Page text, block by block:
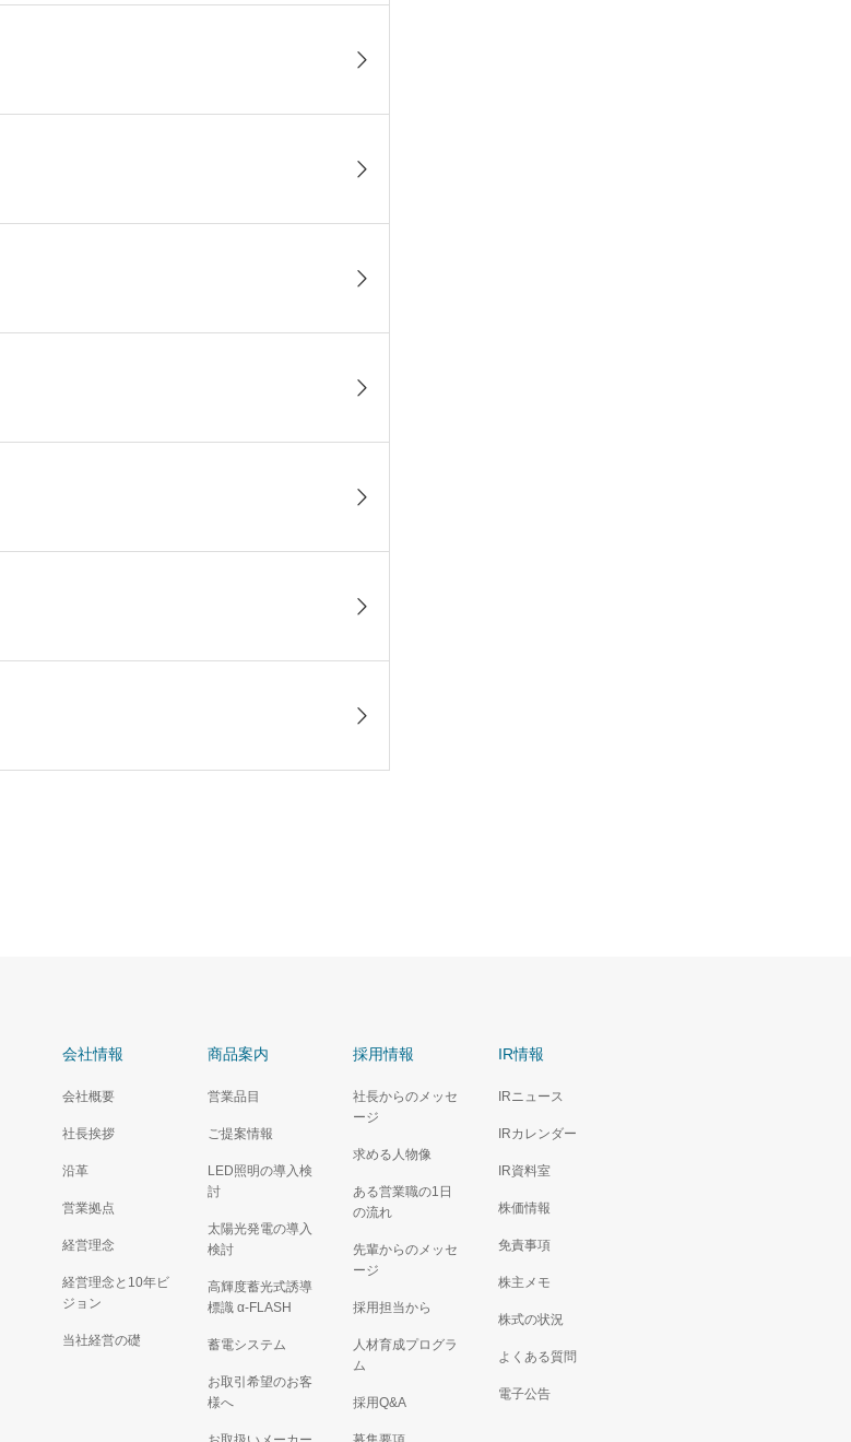
会社情報
会社概要
社長挨拶
沿革
営業拠点
経営理念
経営理念と10年ビ
ジョン
当社経営の礎
商品案内
営業品目
ご提案情報
LED照明の導入検
討
太陽光発電の導入
検討
高輝度蓄光式誘導
標識 α‐FLASH
蓄電システム
お取引希望のお客
様へ
採用情報
社長からのメッセ
ージ
求める人物像
ある営業職の1日
の流れ
先輩からのメッセ
ージ
採用担当から
人材育成プログラ
ム
採用Q&A
IR情報
IRニュース
IRカレンダー
IR資料室
株価情報
免責事項
株主メモ
株式の状況
よくある質問
電子公告